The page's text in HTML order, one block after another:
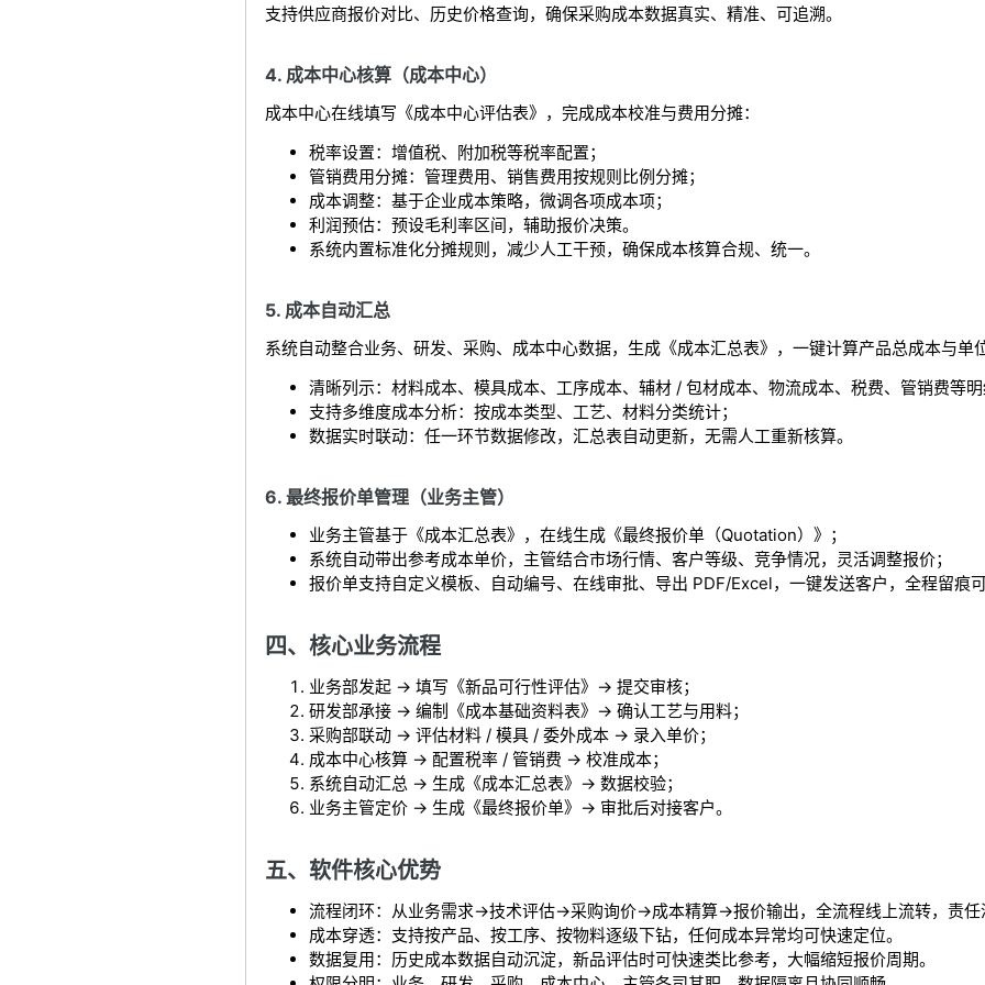
支持供应商报价对比、历史价格查询，确保采购成本数据真实、精准、可追溯。
4. 成本中心核算（成本中心）
成本中心在线填写《成本中心评估表》，完成成本校准与费用分摊：
税率设置：增值税、附加税等税率配置；
管销费用分摊：管理费用、销售费用按规则比例分摊；
成本调整：基于企业成本策略，微调各项成本项；
利润预估：预设毛利率区间，辅助报价决策。
系统内置标准化分摊规则，减少人工干预，确保成本核算合规、统一。
5. 成本自动汇总
系统自动整合业务、研发、采购、成本中心数据，生成《成本汇总表》，一键计算产品总成本与单
清晰列示：材料成本、模具成本、工序成本、辅材 / 包材成本、物流成本、税费、管销费等明
支持多维度成本分析：按成本类型、工艺、材料分类统计；
数据实时联动：任一环节数据修改，汇总表自动更新，无需人工重新核算。
6. 最终报价单管理（业务主管）
业务主管基于《成本汇总表》，在线生成《最终报价单（Quotation）》；
系统自动带出参考成本单价，主管结合市场行情、客户等级、竞争情况，灵活调整报价；
报价单支持自定义模板、自动编号、在线审批、导出 PDF/Excel，一键发送客户，全程留痕可
四、核心业务流程
业务部发起 → 填写《新品可行性评估》→ 提交审核；
研发部承接 → 编制《成本基础资料表》→ 确认工艺与用料；
采购部联动 → 评估材料 / 模具 / 委外成本 → 录入单价；
成本中心核算 → 配置税率 / 管销费 → 校准成本；
系统自动汇总 → 生成《成本汇总表》→ 数据校验；
业务主管定价 → 生成《最终报价单》→ 审批后对接客户。
五、软件核心优势
流程闭环：从业务需求→技术评估→采购询价→成本精算→报价输出，全流程线上流转，责任
成本穿透：支持按产品、按工序、按物料逐级下钻，任何成本异常均可快速定位。
数据复用：历史成本数据自动沉淀，新品评估时可快速类比参考，大幅缩短报价周期。